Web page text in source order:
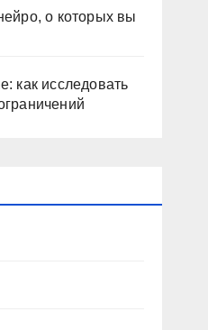
о которых вы
как исследовать